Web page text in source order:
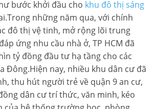
bước khởi đầu cho khu đô thị sáng
những năm qua, với chính
đô thị vệ tinh, mở rộng lõi trung
ứng nhu cầu nhà ở, TP HCM đã
tỷ đồng đầu tư hạ tầng cho các
Đông.Hiện nay, nhiều khu dân cư đã
thu hút người trẻ về quận 9 an cư,
dân cư trí thức, văn minh, kéo